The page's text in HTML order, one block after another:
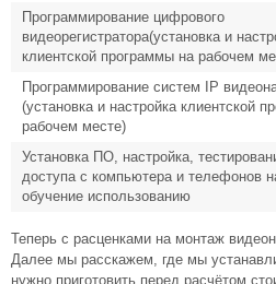
Программирование цифрового
видеорегистратора(установка и
клиентской программы на рабочем
Программирование систем IP
(установка и настройка клиентской
рабочем месте)
Установка ПО, настройка,
доступа с компьютера и телефонов
обучение использованию
Теперь с расценками на монтаж
Далее мы расскажем, где мы
нужно приготовить перед расчётом